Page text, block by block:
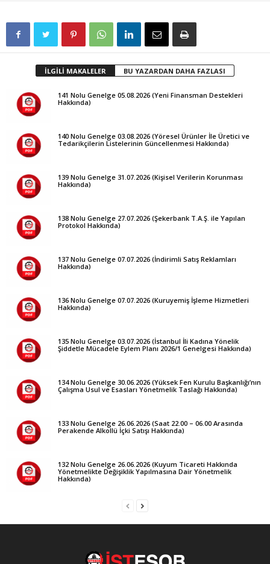
İLGİLİ MAKALELER BU YAZARDAN DAHA FAZLASI
141 Nolu Genelge 05.08.2026 (Yeni Finansman Destekleri
Hakkında)
140 Nolu Genelge 03.08.2026 (Yöresel Ürünler İle Üretici ve
Tedarikçilerin Listelerinin Güncellenmesi Hakkında)
139 Nolu Genelge 31.07.2026 (Kişisel Verilerin Korunması
Hakkında)
138 Nolu Genelge 27.07.2026 (Şekerbank T.A.Ş. ile Yapılan
Protokol Hakkında)
137 Nolu Genelge 07.07.2026 (İndirimli Satış Reklamları
Hakkında)
136 Nolu Genelge 07.07.2026 (Kuruyemiş İşleme Hizmetleri
Hakkında)
135 Nolu Genelge 03.07.2026 (İstanbul İli Kadına Yönelik
Şiddetle Mücadele Eylem Planı 2026/1 Genelgesi Hakkında)
134 Nolu Genelge 30.06.2026 (Yüksek Fen Kurulu Başkanlığı’nın
Çalışma Usul ve Esasları Yönetmelik Taslağı Hakkında)
133 Nolu Genelge 26.06.2026 (Saat 22.00 – 06.00 Arasında
Perakende Alkollü İçki Satışı Hakkında)
132 Nolu Genelge 26.06.2026 (Kuyum Ticareti Hakkında
Yönetmelikte Değişiklik Yapılmasına Dair Yönetmelik
Hakkında)